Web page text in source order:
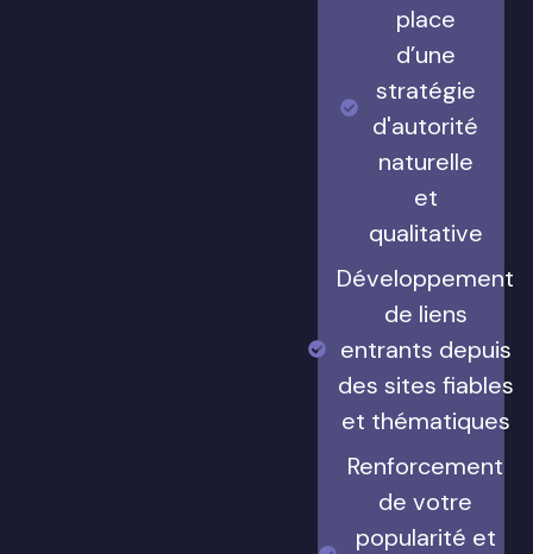
place
d’une
stratégie
d'autorité
naturelle
et
qualitative
Développement
de liens
entrants depuis
des sites fiables
et thématiques
Renforcement
de votre
popularité et